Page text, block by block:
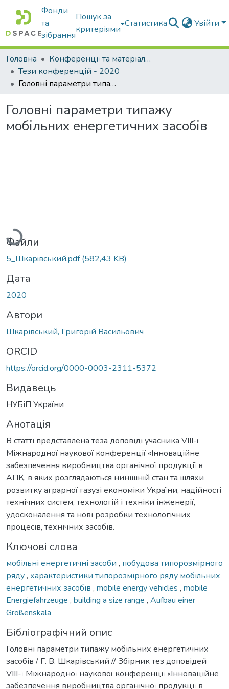
Фонди
та
зібрання
Пошук за
критеріями
Статистика Увійти
Головна
Конференції та матеріали конференцій
Тези конференцій - 2020
Головні параметри типажу мобільних енергетичних засобів
Головні параметри типажу
мобільних енергетичних засобів
Вантажиться...
Файли
5_Шкарiвський.pdf(582,43 KB)
Дата
2020
Автори
Шкарівський, Григорій Васильович
ORCID
https://orcid.org/0000-0003-2311-5372
Видавець
НУБіП України
Анотація
В статті представлена теза доповіді учасника VIІІ-ї
Міжнародної наукової конференції «Інноваційне
забезпечення виробництва органічної продукції в
АПК, в яких розглядаються нинішній стан та шляхи
розвитку аграрної газузі економіки України, надійності
технічних систем, технологій і техніки інженерії,
удосконалення та нові розробки технологічних
процесів, технічних засобів.
Ключові слова
мобільні енергетичні засоби , побудова типорозмірного
ряду, характеристики типорозмірного ряду мобільних
енергетичних засобів , mobile energy vehicles , mobile
Energiefahrzeuge , building a size range , Aufbau einer
Größenskala
Бібліографічний опис
Головні параметри типажу мобільних енергетичних
засобів / Г. В. Шкарівський // Збірник тез доповідей
VIII-ї Міжнародної наукової конференції «Інноваційне
забезпечення виробництва органічної продукції в